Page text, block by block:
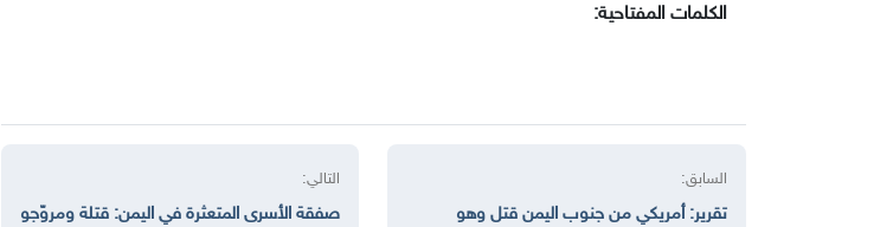
الكلمات المفتاحية:
السابق:
تقرير: أمريكي من جنوب اليمن قتل وهو
التالي:
صفقة الأسرى المتعثرة في اليمن: قتلة ومروّجو